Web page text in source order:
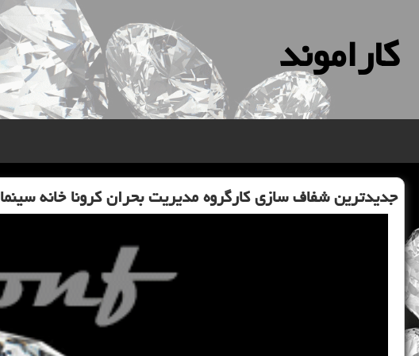
كاراموند
جدیدترین شفاف سازی كارگروه مدیریت بحران كرونا خانه سینما